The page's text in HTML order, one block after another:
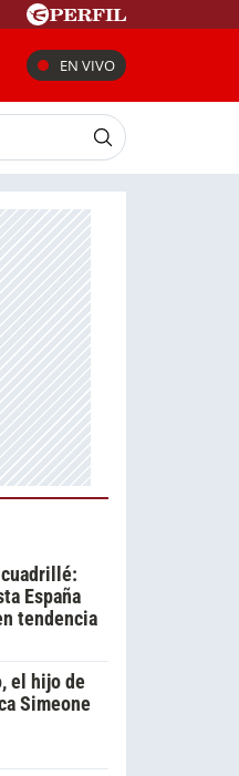
EN VIVO
España
tendencia
el hijo de
Simeone